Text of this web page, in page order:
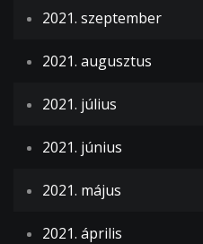
2021. szeptember
2021. augusztus
2021. július
2021. június
2021. május
2021. április